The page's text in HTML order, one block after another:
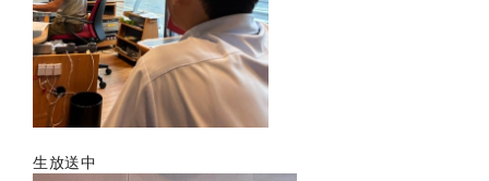
生放送中